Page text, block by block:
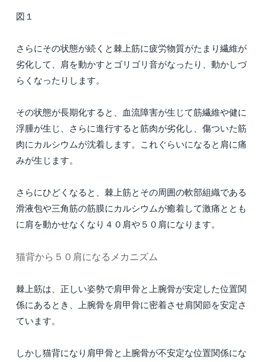
図１
さらにその状態が続くと棘上筋に疲労物質がたまり繊維が
劣化して、肩を動かすとゴリゴリ音がなったり、動かしづ
らくなったりします。
その状態が長期化すると、血流障害が生じて筋繊維や健に
浮腫が生じ、さらに進行すると筋肉が劣化し、傷ついた筋
肉にカルシウムが沈着します。これぐらいになると肩に痛
みが生じます。
さらにひどくなると、棘上筋とその周囲の軟部組織である
滑液包や三角筋の筋膜にカルシウムが癒着して激痛ととも
に肩を動かせなくなり４０肩や５０肩になります。
猫背から５０肩になるメカニズム
棘上筋は、正しい姿勢で肩甲骨と上腕骨が安定した位置関
係にあるとき、上腕骨を肩甲骨に密着させ肩関節を安定さ
ています。
しかし猫背になり肩甲骨と上腕骨が不安定な位置関係にな